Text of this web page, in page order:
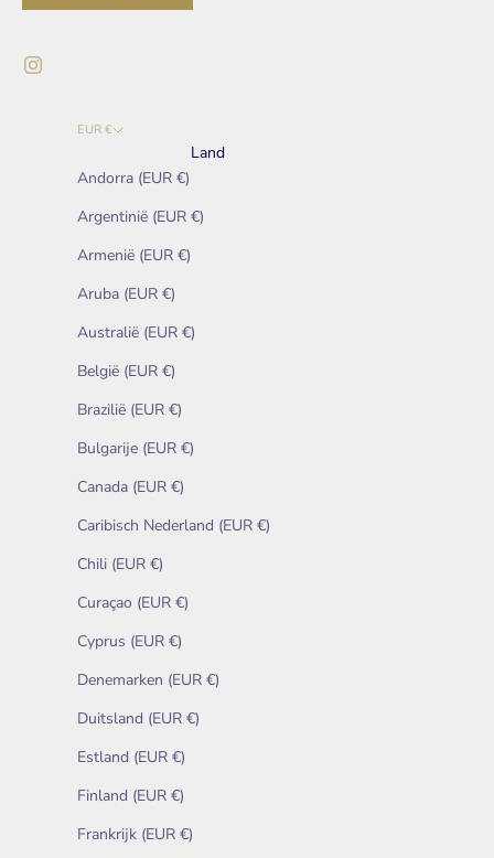
EUR €
Land
Andorra (EUR €)
Argentinië (EUR €)
Armenië (EUR €)
Aruba (EUR €)
Australië (EUR €)
België (EUR €)
Brazilië (EUR €)
Bulgarije (EUR €)
Canada (EUR €)
Caribisch Nederland (EUR €)
Chili (EUR €)
Curaçao (EUR €)
Cyprus (EUR €)
Denemarken (EUR €)
Duitsland (EUR €)
Estland (EUR €)
Finland (EUR €)
Frankrijk (EUR €)